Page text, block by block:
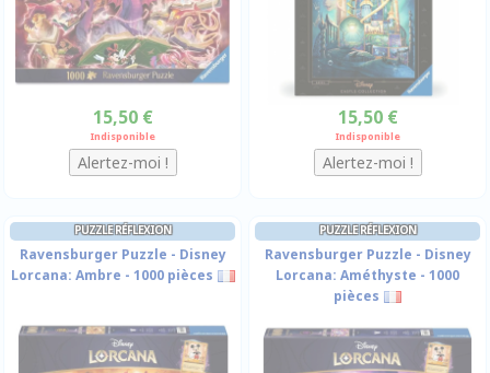
15,50 €
Indisponible
15,50 €
Indisponible
PUZZLE RÉFLEXION
Ravensburger Puzzle - Disney
Lorcana: Ambre - 1000 pièces
PUZZLE RÉFLEXION
Ravensburger Puzzle - Disney
Lorcana: Améthyste - 1000
pièces